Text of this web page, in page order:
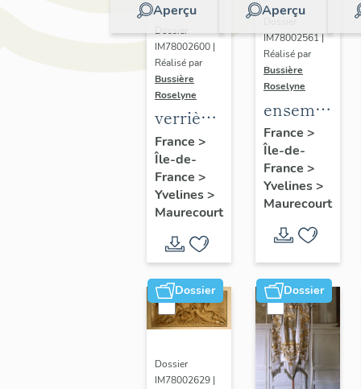
Aperçu
Dossier
IM78002600 |
Réalisé par
Bussière
Roselyne
verrières
(7)
France >
Île-de-
France >
Yvelines>
Maurecourt
Aperçu
IM78002561 |
Réalisé par
Bussière
Roselyne
ensemble
de 2
plaques
des
instituteurs
de Seine
et Oise
France >
Île-de-
France >
Yvelines>
Maurecourt
Dossier
Dossier
IM78002629 |
Dossier